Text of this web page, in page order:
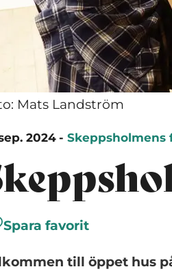
Mats Landström
2024 - Skeppsholmens
Spara favorit
till öppet hus